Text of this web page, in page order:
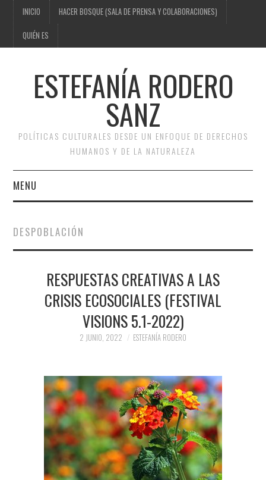
INICIO HACER BOSQUE (SALA DE PRENSA Y COLABORACIONES)
QUIÉN ES
ESTEFANÍA RODERO
SANZ
POLÍTICAS CULTURALES DESDE UN ENFOQUE DE DERECHOS
HUMANOS Y DE LA NATURALEZA
MENU
HACER BOSQUE (SALA DE
PRENSA Y
COLABORACIONES)
DESPOBLACIÓN
RESPUESTAS CREATIVAS A LAS
CRISIS ECOSOCIALES (FESTIVAL
VISIONS 5.1-2022)
2 JUNIO, 2022 ESTEFANÍA RODERO